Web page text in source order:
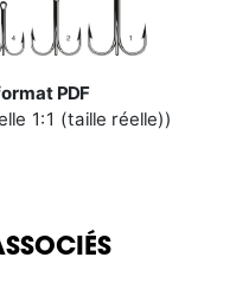
PDF
1:1 (taille réelle))